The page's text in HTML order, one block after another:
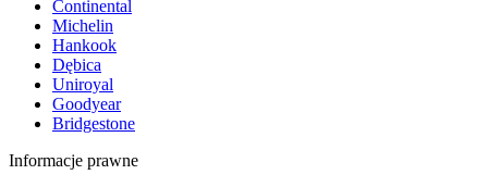
Continental
Michelin
Hankook
Dębica
Uniroyal
Goodyear
Bridgestone
Informacje prawne